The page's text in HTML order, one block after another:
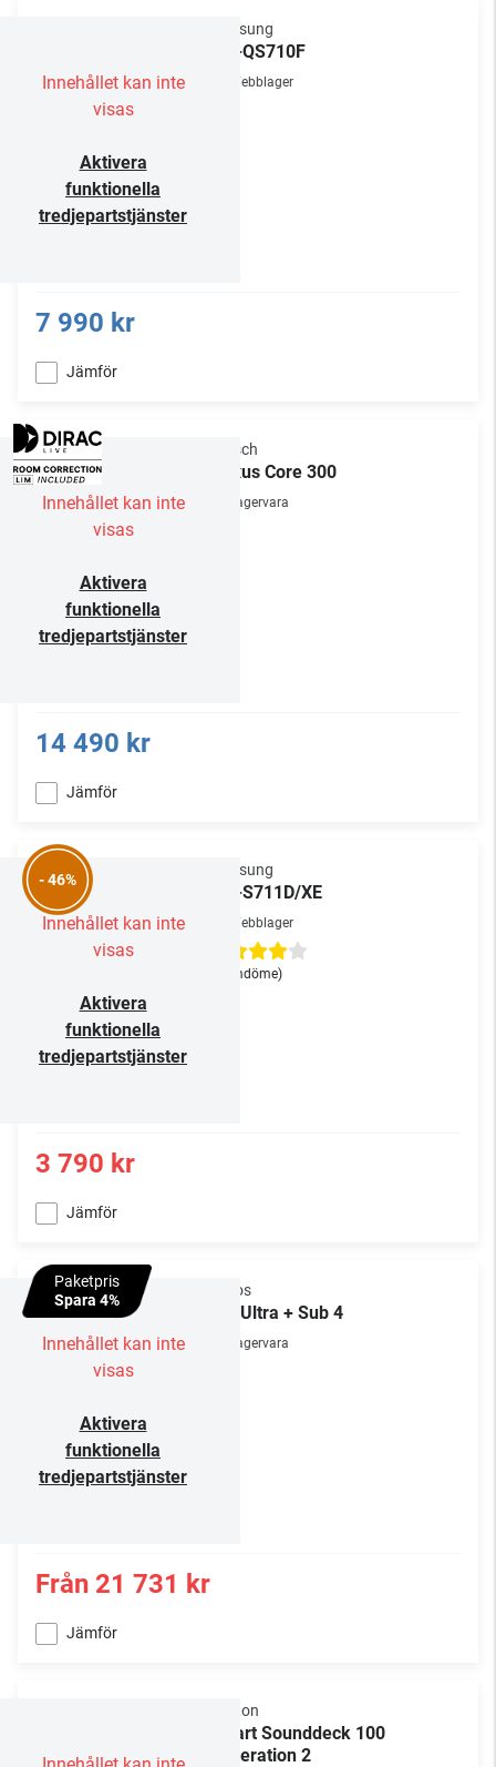
Innehållet kan inte
visas
Aktivera
funktionella
tredjepartstjänster
Samsung
HW-QS710F
Webblager
7 990 kr
Jämför
Innehållet kan inte
visas
Aktivera
funktionella
tredjepartstjänster
Klipsch
Flexus Core 300
Lagervara
14 490 kr
Jämför
- 46%
Innehållet kan inte
visas
Aktivera
funktionella
tredjepartstjänster
Samsung
HW-S711D/XE
Webblager
omdöme)
3 790 kr
Jämför
Paketpris
Spara 4%
Innehållet kan inte
visas
Aktivera
funktionella
tredjepartstjänster
Sonos
Arc Ultra + Sub 4
Lagervara
Från 21 731 kr
Jämför
Canton
Smart Sounddeck 100
Generation 2